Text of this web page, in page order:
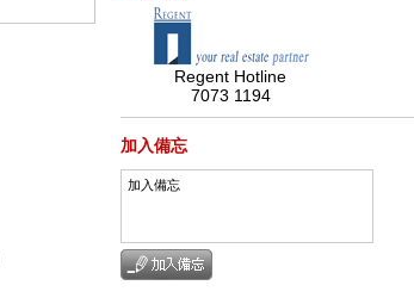
Regent Hotline
7073 1194
加入備忘
加入備忘